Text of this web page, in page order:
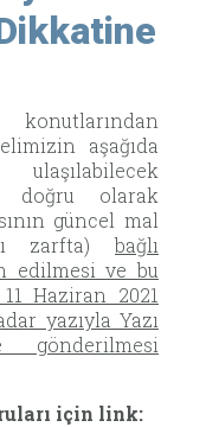
aşağıda
doğru olarak
güncel mal
zarfta)bağlı
edilmesi ve bu
Haziran 2021
yazıyla Yazı
gönderilmesi
için link: